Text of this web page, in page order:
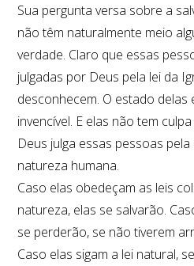
Sua pergunta versa sobre a
não têm naturalmente meio
verdade. Claro que essas
julgadas por Deus pela lei da
desconhecem. O estado delas
invencível. E elas não tem
Deus julga essas pessoas
natureza humana.
Caso elas obedeçam as leis
natureza, elas se salvarão.
se perderão, se não tiverem
Caso elas sigam a lei natural,